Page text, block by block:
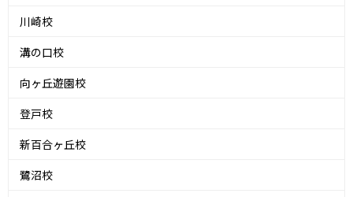
川崎校
溝の口校
向ヶ丘遊園校
登戸校
新百合ヶ丘校
鷺沼校